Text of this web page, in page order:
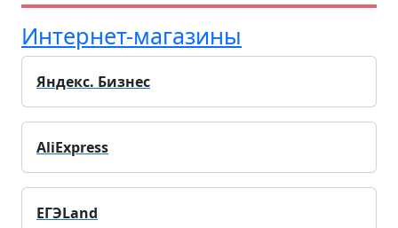
Интернет-магазины
Яндекс. Бизнес
AliExpress
ЕГЭLand